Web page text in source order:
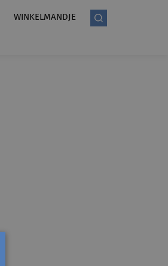
WINKELMANDJE